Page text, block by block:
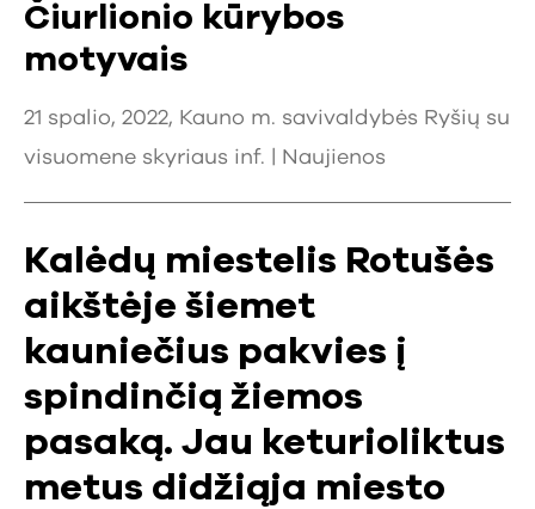
Čiurlionio kūrybos
motyvais
21 spalio, 2022, Kauno m. savivaldybės Ryšių su
visuomene skyriaus inf. |
Naujienos
Kalėdų miestelis Rotušės
aikštėje šiemet
kauniečius pakvies į
spindinčią žiemos
pasaką. Jau keturioliktus
metus didžiąja miesto